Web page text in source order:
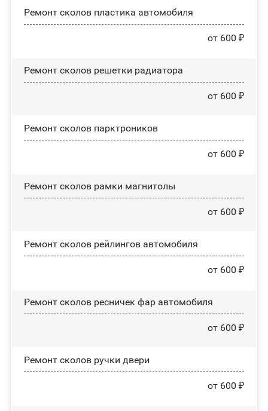
Ремонт сколов пластика автомобиля
от 600 ₽
Ремонт сколов решетки радиатора
от 600 ₽
Ремонт сколов парктроников
от 600 ₽
Ремонт сколов рамки магнитолы
от 600 ₽
Ремонт сколов рейлингов автомобиля
от 600 ₽
Ремонт сколов ресничек фар автомобиля
от 600 ₽
Ремонт сколов ручки двери
от 600 ₽